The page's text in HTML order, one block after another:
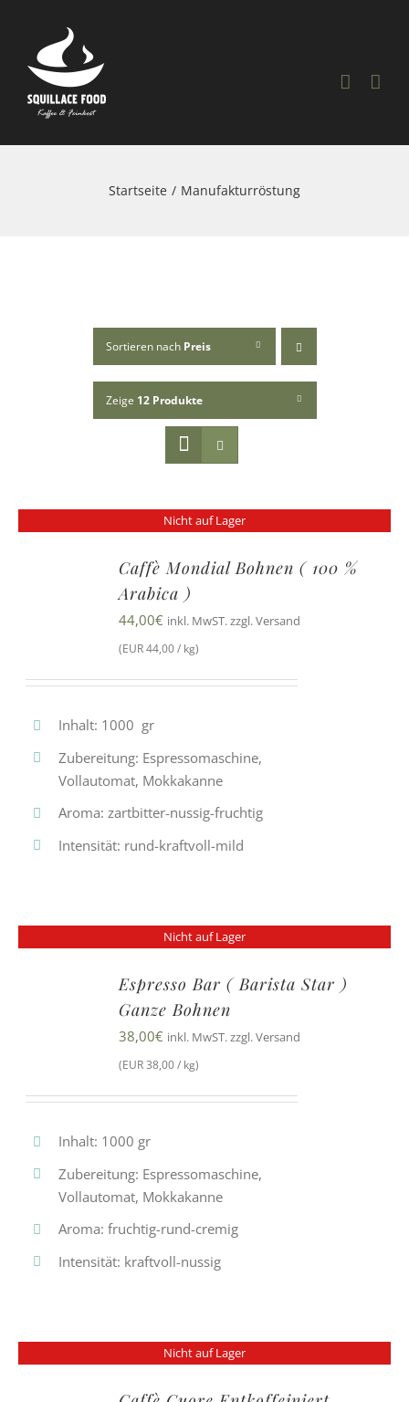
content
Startseite Manufakturröstung
Sortieren nach Preis
Zeige 12 Produkte
Nicht auf Lager
Caffè Mondial Bohnen ( 100 %
Arabica )
44,00€ inkl. MwST. zzgl. Versand
(EUR 44,00 / kg)
Inhalt: 1000 gr
Zubereitung: Espressomaschine,
Vollautomat, Mokkakanne
Aroma: zartbitter-nussig-fruchtig
Intensität: rund-kraftvoll-mild
Nicht auf Lager
Espresso Bar ( Barista Star )
Ganze Bohnen
38,00€ inkl. MwST. zzgl. Versand
(EUR 38,00 / kg)
Inhalt: 1000 gr
Zubereitung: Espressomaschine,
Vollautomat, Mokkakanne
Aroma: fruchtig-rund-cremig
Intensität: kraftvoll-nussig
Nicht auf Lager